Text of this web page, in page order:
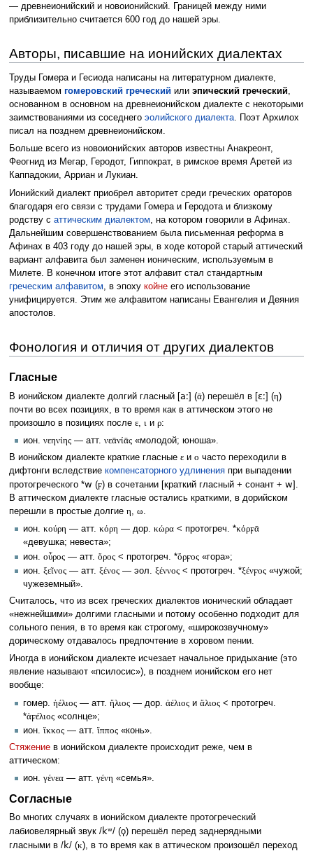
— древнеионийский и новоионийский. Границей между ними
приблизительно считается 600 год до нашей эры.
Авторы, писавшие на ионийских диалектах
Труды Гомера и Гесиода написаны на литературном диалекте,
называемом гомеровский греческийили эпический греческий,
основанном в основном на древнеионийском диалекте с некоторыми
заимствованиями из соседнего эолийского диалекта. Поэт Архилох
писал на позднем древнеионийском.
Больше всего из новоионийских авторов известны Анакреонт,
Феогнид из Мегар, Геродот, Гиппократ, в римское время Аретей из
Каппадокии, Арриан и Лукиан.
Ионийский диалект приобрел авторитет среди греческих ораторов
благодаря его связи с трудами Гомера и Геродота и близкому
родству с аттическим диалектом , на котором говорили в Афинах.
Дальнейшим совершенствованием была письменная реформа в
Афинах в 403 году до нашей эры, в ходе которой старый аттический
вариант алфавита был заменен ионическим, используемым в
Милете. В конечном итоге этот алфавит стал стандартным
греческим алфавитом , в эпоху койнеего использование
унифицируется. Этим же алфавитом написаны Евангелия и Деяния
апостолов.
Фонология и отличия от других диалектов
Гласные
В ионийском диалекте долгий гласный [aː] (ᾱ) перешёл в [ɛː] (η)
почти во всех позициях, в то время как в аттическом этого не
произошло в позициях после ε, ι и ρ:
ион. νεηνίης — атт. νεᾱνίᾱς «молодой; юноша».
В ионийском диалекте краткие гласные εи o часто переходили в
дифтонги вследствие компенсаторного удлиненияпри выпадении
протогреческого *w (ϝ) в сочетании [краткий гласный + сонант + w ].
В аттическом диалекте гласные остались краткими, в дорийском
перешли в простые долгие η, ω.
ион. κούρη — атт. κόρη — дор. κώρα < протогреч. *κόρϝᾱ
«девушка; невеста»;
ион. οὖρος — атт. ὄρος < протогреч. *ὄρϝος «гора»;
ион. ξεῖνος — атт. ξένος — эол. ξέννος < протогреч. *ξένϝος «чужой;
чужеземный».
Считалось, что из всех греческих диалектов ионический обладает
«нежнейшими» долгими гласными и потому особенно подходит для
сольного пения, в то время как строгому, «широкозвучному»
дорическому отдавалось предпочтение в хоровом пении.
Иногда в ионийском диалекте исчезает начальное придыхание (это
явление называют «псилосис»), в позднем ионийском его нет
вообще:
гомер. ἠέλιος — атт. ἥλιος — дор. ἀέλιος и ἅλιος < протогреч.
*ἁϝέλιος «солнце»;
ион. ἴκκος — атт. ἵππος «конь».
Стяжениев ионийском диалекте происходит реже, чем в
аттическом:
ион. γένεα — атт. γένη «семья».
Согласные
Во многих случаях в ионийском диалекте протогреческий
лабиовелярный звук /kʷ/ (ϙ) перешёл перед заднерядными
гласными в /k/ (κ), в то время как в аттическом произошёл переход